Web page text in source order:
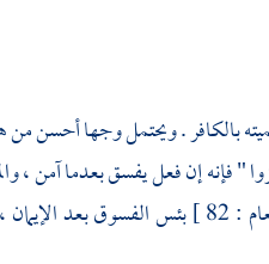
بالكافر . ويحتمل وجها أحسن
" فإنه إن فعل يفسق بعدما آمن ،
) [ الأنعام : 82 ] بئس الفسوق بعد